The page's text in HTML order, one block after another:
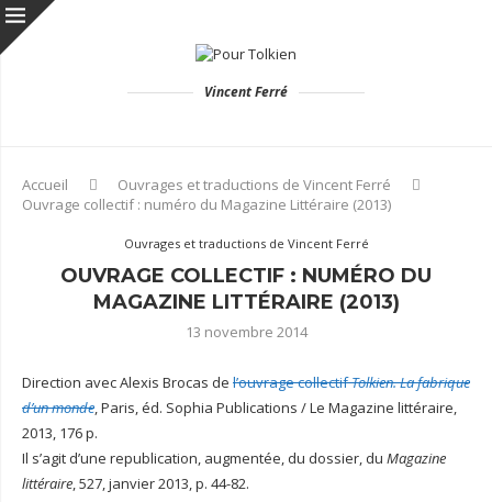
Vincent Ferré
Accueil
Ouvrages et traductions de Vincent Ferré
Ouvrage collectif : numéro du Magazine Littéraire (2013)
Ouvrages et traductions de Vincent Ferré
OUVRAGE COLLECTIF : NUMÉRO DU
MAGAZINE LITTÉRAIRE (2013)
13 novembre 2014
Direction avec Alexis Brocas de l’ouvrage collectifTolkien. La fabrique
d’un monde, Paris, éd. Sophia Publications / Le Magazine littéraire,
2013, 176 p.
Il s’agit d’une republication, augmentée, du dossier, du Magazine
littéraire, 527, janvier 2013, p. 44-82.